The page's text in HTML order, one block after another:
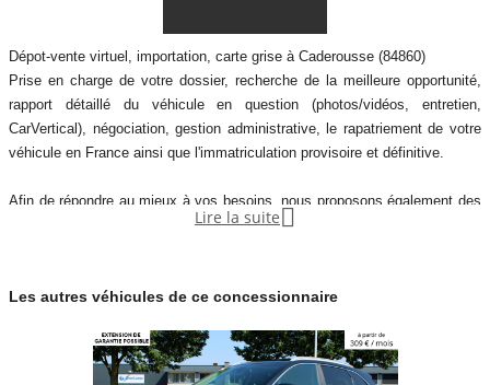
Dépot-vente virtuel, importation, carte grise à Caderousse (84860)
Prise en charge de votre dossier, recherche de la meilleure opportunité,
rapport détaillé du véhicule en question (photos/vidéos, entretien,
CarVertical), négociation, gestion administrative, le rapatriement de votre
véhicule en France ainsi que l'immatriculation provisoire et définitive.
Afin de répondre au mieux à vos besoins, nous proposons également des
services complémentaires tels que le financement, l'extension de garantie
Toutes nos annonces ne sont pas publiées. Nous avons accès à des
Lire la suite 
Les autres véhicules de ce concessionnaire